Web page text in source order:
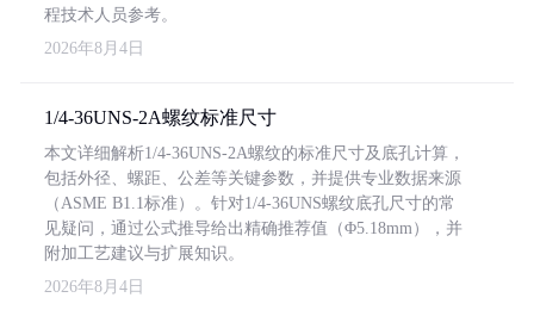
程技术人员参考。
2026年8月4日
1/4-36UNS-2A螺纹标准尺寸
本文详细解析1/4-36UNS-2A螺纹的标准尺寸及底孔计算，
包括外径、螺距、公差等关键参数，并提供专业数据来源
（ASME B1.1标准）。针对1/4-36UNS螺纹底孔尺寸的常
见疑问，通过公式推导给出精确推荐值（Φ5.18mm），并
附加工艺建议与扩展知识。
2026年8月4日